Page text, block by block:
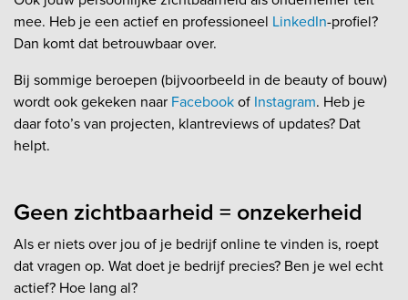
mee. Heb je een actief en professioneel LinkedIn-profiel?
Dan komt dat betrouwbaar over.
Bij sommige beroepen (bijvoorbeeld in de beauty of bouw)
wordt ook gekeken naar Facebookof Instagram. Heb je
daar foto’s van projecten, klantreviews of updates? Dat
helpt.
Geen zichtbaarheid = onzekerheid
Als er niets over jou of je bedrijf online te vinden is, roept
dat vragen op. Wat doet je bedrijf precies? Ben je wel echt
actief? Hoe lang al?